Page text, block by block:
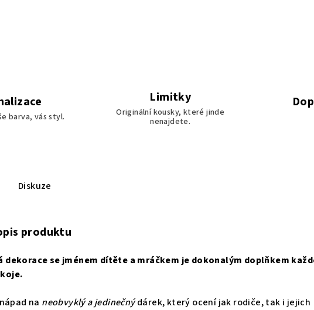
barva, vás styl.
Limitky
Originální kousky, které jinde
nenajdete.
Diskuze
produktu
dekorace se jménem dítěte a mráčkem je dokonalým doplňkem
na neobvyklý a jedinečnýdárek, který ocení jak rodiče, tak i jejich